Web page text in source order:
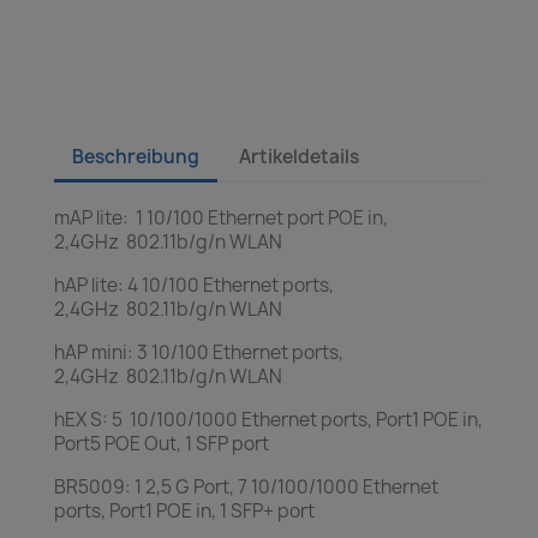
Beschreibung Artikeldetails
mAP lite: 1 10/100 Ethernet port POE in,
2,4GHz 802.11b/g/n WLAN
hAP lite: 4 10/100 Ethernet ports,
2,4GHz 802.11b/g/n WLAN
hAP mini: 3 10/100 Ethernet ports,
2,4GHz 802.11b/g/n WLAN
hEX S: 5 10/100/1000 Ethernet ports, Port1 POE in,
Port5 POE Out, 1 SFP port
BR5009: 1 2,5 G Port, 7 10/100/1000 Ethernet
ports, Port1 POE in, 1 SFP+ port